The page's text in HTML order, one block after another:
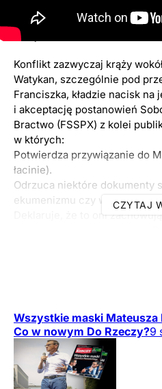
wiary" - P. Lisicki
15
Konflikt zazwyczaj krąży
Watykan, szczególnie pod
Franciszka, kładzie nacisk
i akceptację postanowień
Bractwo (FSSPX) z kolei
w których:
​Potwierdza przywiązanie do
łacinie).
​Odrzuca niektóre dokumenty
ekumenizmu czy wolności
​Deklaruje, że to oni
CZYTAJ
Wszystkie maski Mateusza
Co w nowym Do Rzeczy?9